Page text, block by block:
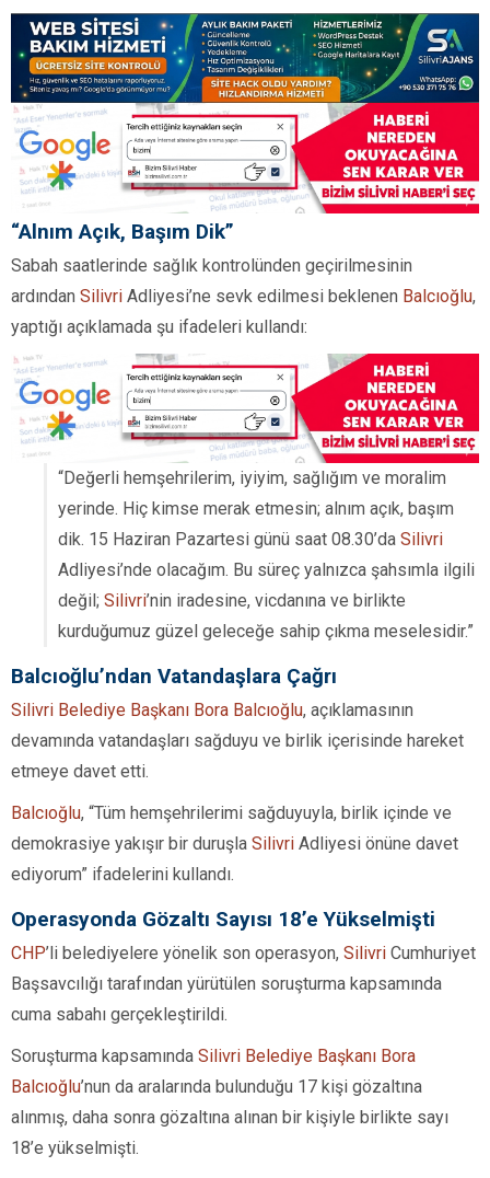
“Alnım Açık, Başım Dik”
Sabah saatlerinde sağlık kontrolünden geçirilmesinin
ardından Silivri Adliyesi’ne sevk edilmesi beklenen Balcıoğlu,
yaptığı açıklamada şu ifadeleri kullandı:
“Değerli hemşehrilerim, iyiyim, sağlığım ve moralim
yerinde. Hiç kimse merak etmesin; alnım açık, başım
dik. 15 Haziran Pazartesi günü saat 08.30’da Silivri
Adliyesi’nde olacağım. Bu süreç yalnızca şahsımla ilgili
değil; Silivri’nin iradesine, vicdanına ve birlikte
kurduğumuz güzel geleceğe sahip çıkma meselesidir.”
Balcıoğlu’ndan Vatandaşlara Çağrı
Silivri Belediye Başkanı Bora Balcıoğlu, açıklamasının
devamında vatandaşları sağduyu ve birlik içerisinde hareket
etmeye davet etti.
Balcıoğlu, “Tüm hemşehrilerimi sağduyuyla, birlik içinde ve
demokrasiye yakışır bir duruşla Silivri Adliyesi önüne davet
ediyorum” ifadelerini kullandı.
Operasyonda Gözaltı Sayısı 18’e Yükselmişti
CHP’li belediyelere yönelik son operasyon, Silivri Cumhuriyet
Başsavcılığı tarafından yürütülen soruşturma kapsamında
cuma sabahı gerçekleştirildi.
Soruşturma kapsamında Silivri Belediye Başkanı Bora
Balcıoğlu’nun da aralarında bulunduğu 17 kişi gözaltına
alınmış, daha sonra gözaltına alınan bir kişiyle birlikte sayı
18’e yükselmişti.